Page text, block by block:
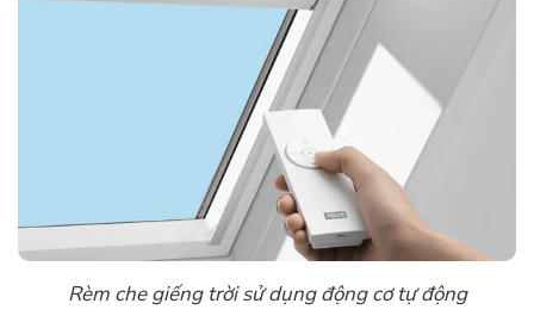
Rèm che giếng trời sử dụng động cơ tự động